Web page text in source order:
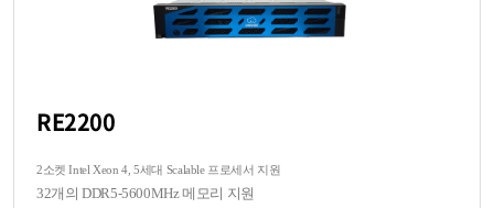
RE2200
2소켓 Intel Xeon 4, 5세대 Scalable 프로세서 지원
32개의 DDR5-5600MHz 메모리 지원